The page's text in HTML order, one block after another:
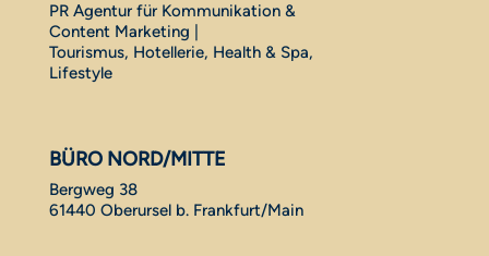
PR Agentur für Kommunikation &
Content Marketing |
Tourismus, Hotellerie, Health & Spa,
Lifestyle
BÜRO NORD/MITTE
Bergweg 38
61440 Oberursel b. Frankfurt/Main